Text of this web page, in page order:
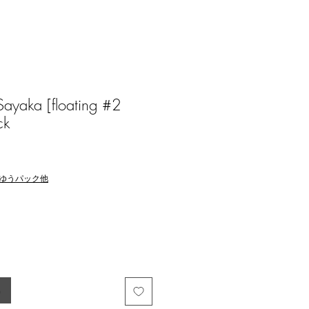
[floating #2
うパック他